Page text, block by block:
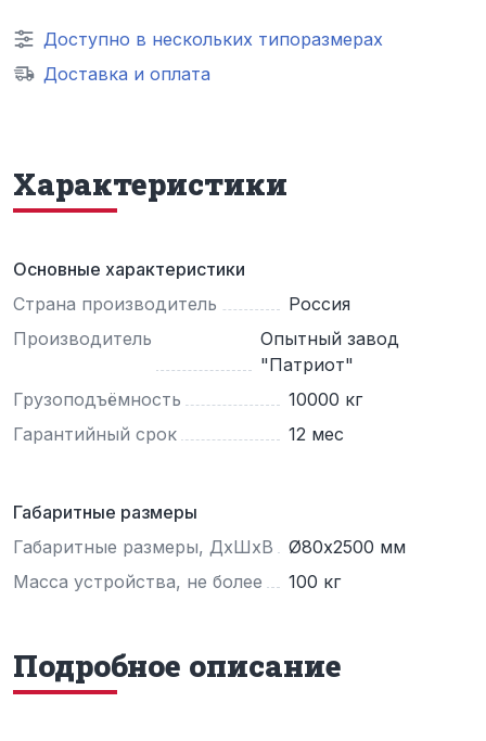
Доступно в нескольких типоразмерах
Доставка и оплата
Характеристики
Основные характеристики
Страна производитель
Россия
Производитель
Опытный завод
"Патриот"
Грузоподъёмность
10000 кг
Гарантийный срок
12 мес
Габаритные размеры
Габаритные размеры, ДхШхВ
Ø80х2500 мм
Масса устройства, не более
100 кг
Подробное описание